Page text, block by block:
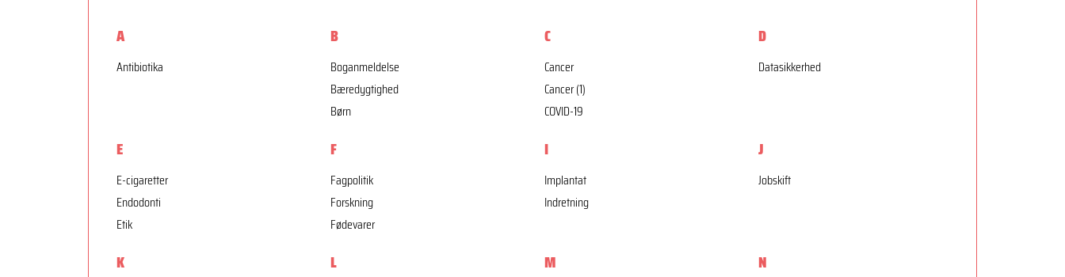
A
Antibiotika
B
Boganmeldelse
Bæredygtighed
Børn
C
Cancer
Cancer (1)
COVID-19
D
Datasikkerhed
E
E-cigaretter
Endodonti
Etik
F
Fagpolitik
Forskning
Fødevarer
I
Implantat
Indretning
J
Jobskift
K L M N